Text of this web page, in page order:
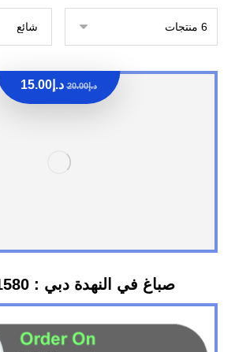
صباغ في النهدة دبي : 0557821580
د.إ20.00 د.إ15.00